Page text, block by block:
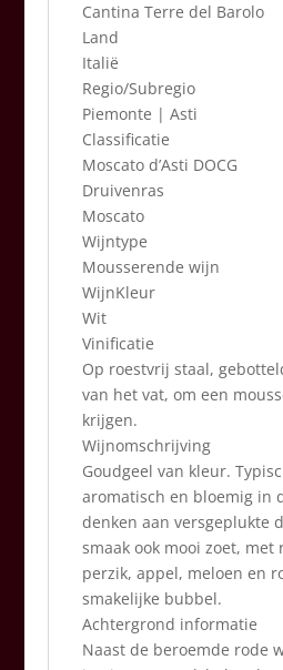
Cantina Terre del Barolo
Land
Italië
Regio/Subregio
Piemonte | Asti
Classificatie
Moscato d’Asti DOCG
Druivenras
Moscato
Wijntype
Mousserende wijn
WijnKleur
Wit
Vinificatie
Op roestvrij staal,
van het vat, om een
krijgen.
Wijnomschrijving
Goudgeel van kleur.
aromatisch en bloemig in
denken aan versgeplukte
smaak ook mooi zoet,
perzik, appel, meloen en
smakelijke bubbel.
Achtergrond informatie
Naast de beroemde rode